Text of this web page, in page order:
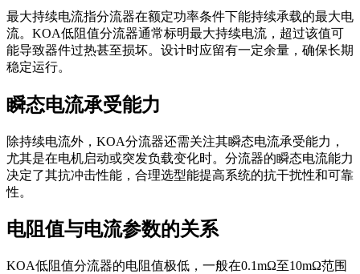
最大持续电流指分流器在额定功率条件下能持续承载的最大电
流。KOA低阻值分流器通常标明最大持续电流，超过该值可
能导致器件过热甚至损坏。设计时应留有一定余量，确保长期
稳定运行。
瞬态电流承受能力
除持续电流外，KOA分流器还需关注其瞬态电流承受能力，
尤其是在电机启动或突发负载变化时。分流器的瞬态电流能力
决定了其抗冲击性能，合理选型能提高系统的抗干扰性和可靠
性。
电阻值与电流参数的关系
KOA低阻值分流器的电阻值极低，一般在0.1mΩ至10mΩ范围